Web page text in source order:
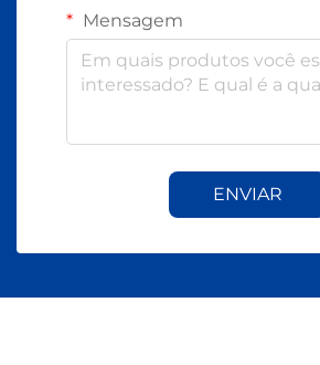
Mensagem
ENVIAR